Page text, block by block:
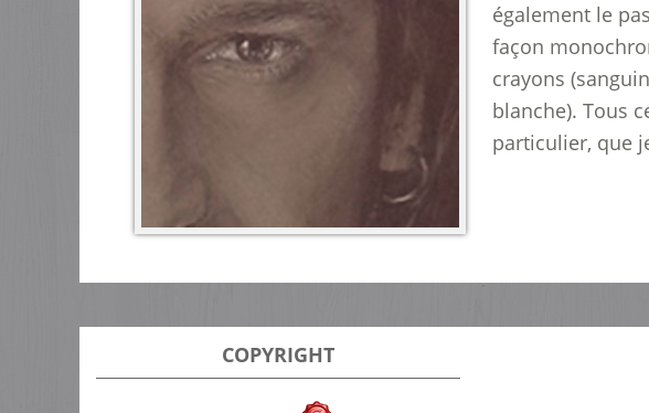
également le
façon
crayons
blanche). Tous
particulier, que
COPYRIGHT